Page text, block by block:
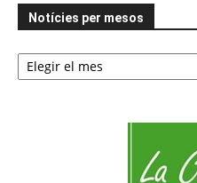
Notícies per mesos
Notícies
per